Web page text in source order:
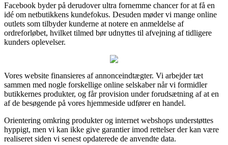
Facebook byder på derudover ultra fornemme chancer for at få en
idé om netbutikkens kundefokus. Desuden møder vi mange online
outlets som tilbyder kunderne at notere en anmeldelse af
ordreforløbet, hvilket tilmed bør udnyttes til afvejning af tidligere
kunders oplevelser.
Vores website finansieres af annonceindtægter. Vi arbejder tæt
sammen med nogle forskellige online selskaber når vi formidler
butikkernes produkter, og får provision under forudsætning af at en
af de besøgende på vores hjemmeside udfører en handel.
Orientering omkring produkter og internet webshops understøttes
hyppigt, men vi kan ikke give garantier imod rettelser der kan være
realiseret siden vi senest opdaterede de anvendte data.